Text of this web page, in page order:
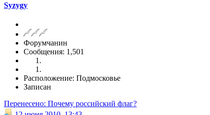
Syzygy
Форумчанин
Сообщения: 1,501
Расположение: Подмосковье
Записан
Перенесено: Почему российский флаг?